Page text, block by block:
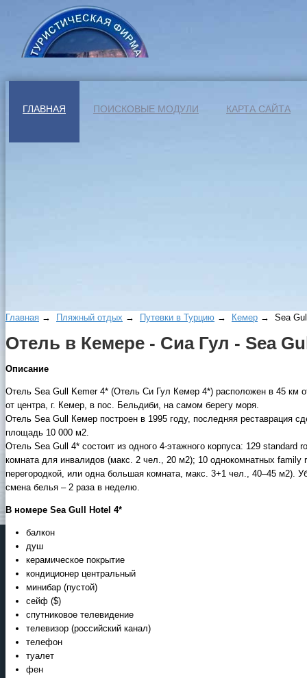
ГЛАВНАЯ ПОИСКОВЫЕ МОДУЛИ КАРТА САЙТА
Главная → Пляжный отдых → Путевки в Турцию → Кемер → Sea
Отель в Кемере - Сиа Гул - Sea
Описание
Отель Sea Gull Kemer 4* (Отель Си Гул Кемер 4*) расположен в 45 км
от центра, г. Кемер, в пос. Бельдиби, на самом берегу моря.
Отель Sea Gull Кемер построен в 1995 году, последняя реставрация
площадь 10 000 м2.
Отель Sea Gull 4* состоит из одного 4-этажного корпуса: 129 standard
комната для инвалидов (макс. 2 чел., 20 м2); 10 однокомнатных family
перегородкой, или одна большая комната, макс. 3+1 чел., 40–45 м2).
смена белья – 2 раза в неделю.
В номере Sea Gull Hotel 4*
балкон
душ
керамическое покрытие
кондиционер центральный
минибар (пустой)
сейф ($)
спутниковое телевидение
телевизор (российский канал)
телефон
туалет
фен